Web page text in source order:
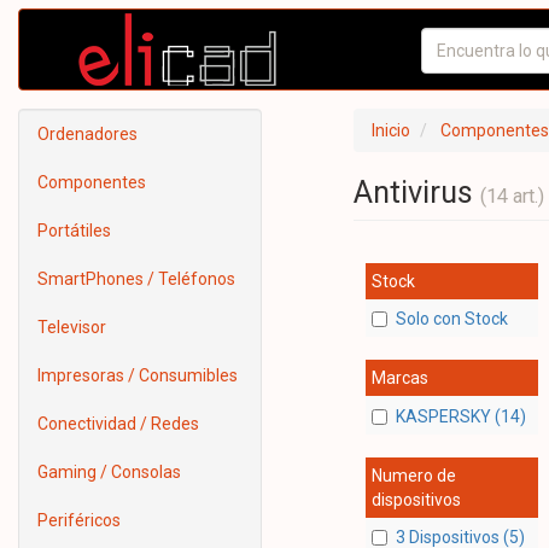
Ordenadores
Componentes
Portátiles
SmartPhones / Teléfonos
Televisor
Impresoras / Consumibles
Conectividad / Redes
Gaming / Consolas
Periféricos
Inicio Componentes
Antivirus (14 art.)
Stock
Solo con Stock
Marcas
KASPERSKY (14)
Numero de
dispositivos
3 Dispositivos (5)